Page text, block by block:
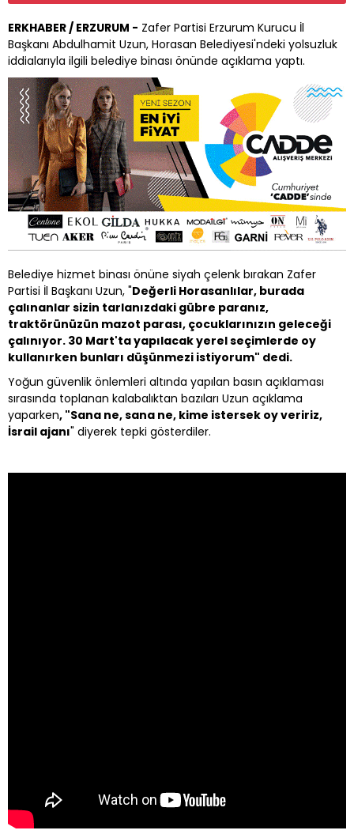
ERKHABER / ERZURUM - Zafer Partisi Erzurum Kurucu İl
Başkanı Abdulhamit Uzun, Horasan Belediyesi'ndeki yolsuzluk
iddialarıyla ilgili belediye binası önünde açıklama yaptı.
Belediye hizmet binası önüne siyah çelenk bırakan Zafer
Partisi İl Başkanı Uzun, "Değerli Horasanlılar, burada
çalınanlar sizin tarlanızdaki gübre paranız,
traktörünüzün mazot parası, çocuklarınızın geleceği
çalınıyor. 30 Mart'ta yapılacak yerel seçimlerde oy
kullanırken bunları düşünmezi istiyorum" dedi.
Yoğun güvenlik önlemleri altında yapılan basın açıklaması
sırasında toplanan kalabalıktan bazıları Uzun açıklama
yaparken, "Sana ne, sana ne, kime istersek oy veririz,
İsrail ajanı" diyerek tepki gösterdiler.